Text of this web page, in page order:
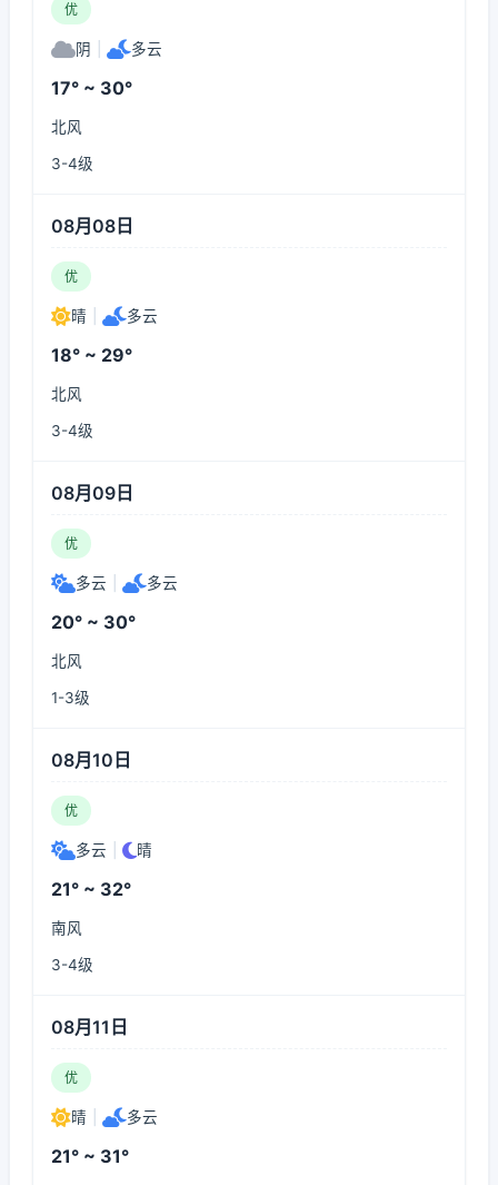
优
阴 多云
17° ~ 30°
北风
3-4级
08月08日
优
晴 多云
18° ~ 29°
北风
3-4级
08月09日
优
多云 多云
20° ~ 30°
北风
1-3级
08月10日
优
多云 晴
21° ~ 32°
南风
3-4级
08月11日
优
晴 多云
21° ~ 31°